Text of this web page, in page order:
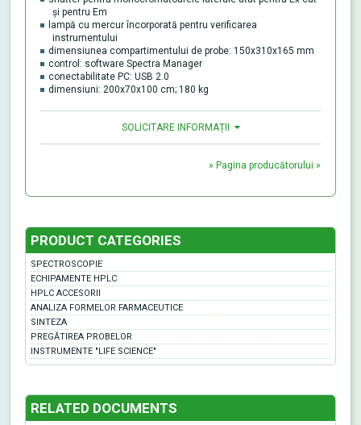
și pentru Em
lampă cu mercur încorporată pentru verificarea
instrumentului
dimensiunea compartimentului de probe: 150x310x165 mm
control: software Spectra Manager
conectabilitate PC: USB 2.0
dimensiuni: 200x70x100 cm; 180 kg
SOLICITARE INFORMAȚII
» Pagina producătorului »
PRODUCT CATEGORIES
SPECTROSCOPIE
ECHIPAMENTE HPLC
HPLC ACCESORII
ANALIZA FORMELOR FARMACEUTICE
SINTEZA
PREGĂTIREA PROBELOR
INSTRUMENTE "LIFE SCIENCE"
RELATED DOCUMENTS